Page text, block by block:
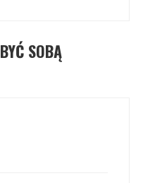
BYĆ SOBĄ